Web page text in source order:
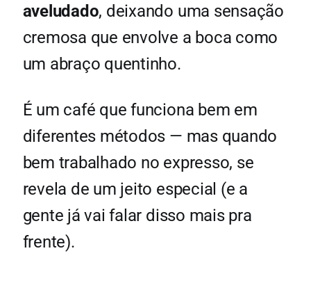
aveludado, deixando uma sensação
cremosa que envolve a boca como
um abraço quentinho.
É um café que funciona bem em
diferentes métodos — mas quando
bem trabalhado no expresso, se
revela de um jeito especial (e a
gente já vai falar disso mais pra
frente).